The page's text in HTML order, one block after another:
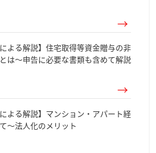
による解説】住宅取得等資金贈与の非
は～申告に必要な書類も含めて解説
による解説】マンション・アパート経
～法人化のメリット